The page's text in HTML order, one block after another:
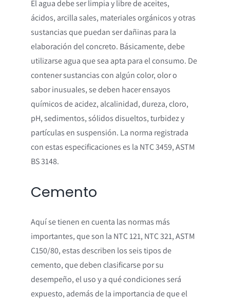
El agua debe ser limpia y libre de aceites,
ácidos, arcilla sales, materiales orgánicos y otras
sustancias que puedan ser dañinas para la
elaboración del concreto. Básicamente, debe
utilizarse agua que sea apta para el consumo. De
contener sustancias con algún color, olor o
sabor inusuales, se deben hacer ensayos
químicos de acidez, alcalinidad, dureza, cloro,
pH, sedimentos, sólidos disueltos, turbidez y
partículas en suspensión. La norma registrada
con estas especificaciones es la NTC 3459, ASTM
BS 3148.
Cemento
Aquí se tienen en cuenta las normas más
importantes, que son la NTC 121, NTC 321, ASTM
C150/80, estas describen los seis tipos de
cemento, que deben clasificarse por su
desempeño, el uso y a qué condiciones será
expuesto, además de la importancia de que el